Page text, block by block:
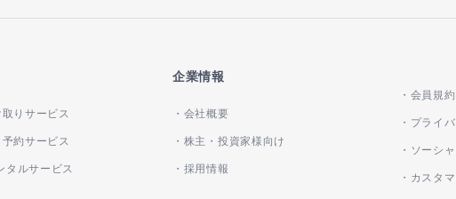
りサービス
約サービス
タルサービス
企業情報
会社概要
株主・投資家様向け
採用情報
会員規約
プライ
ソーシ
カスタ